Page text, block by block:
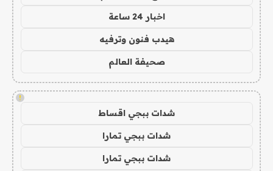
اخبار 24 ساعة
هيدب فنون وترفيه
صحيفة العالم
!
شدات ببجي اقساط
شدات ببجي تمارا
شدات ببجي تمارا